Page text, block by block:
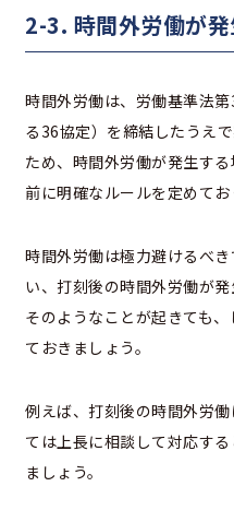
2-3. 時間外労働が
時間外労働は、労働基準法
る36協定）を締結したうえ
ため、時間外労働が発生す
前に明確なルールを定めてお
時間外労働は極力避けるべ
い、打刻後の時間外労働が発
そのようなことが起きても
ておきましょう。
例えば、打刻後の時間外労
ては上長に相談して対応す
ましょう。